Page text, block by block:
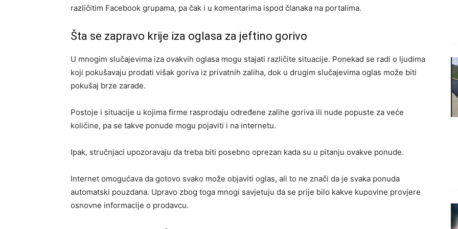
različitim Facebook grupama, pa čak i u komentarima ispod članaka na portalima.
Šta se zapravo krije iza oglasa za jeftino gorivo
U mnogim slučajevima iza ovakvih oglasa mogu stajati različite situacije. Ponekad se radi o ljudima
koji pokušavaju prodati višak goriva iz privatnih zaliha, dok u drugim slučajevima oglas može biti
pokušaj brze zarade.
Postoje i situacije u kojima firme rasprodaju određene zalihe goriva ili nude popuste za veće
količine, pa se takve ponude mogu pojaviti i na internetu.
Ipak, stručnjaci upozoravaju da treba biti posebno oprezan kada su u pitanju ovakve ponude.
Internet omogućava da gotovo svako može objaviti oglas, ali to ne znači da je svaka ponuda
automatski pouzdana. Upravo zbog toga mnogi savjetuju da se prije bilo kakve kupovine provjere
osnovne informacije o prodavcu.